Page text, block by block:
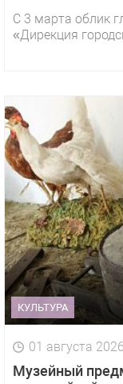
С 3 марта облик
«Дирекция
КУЛЬТУРА
01 августа
Музейный